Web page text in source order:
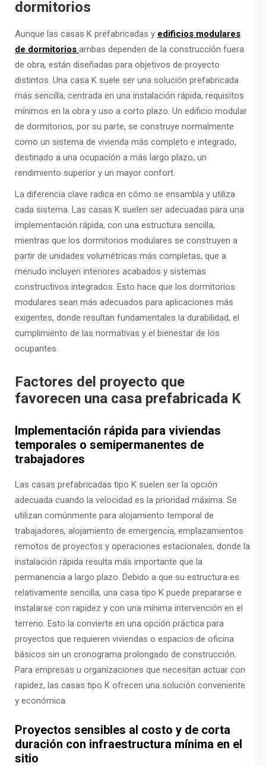
dormitorios
Aunque las casas K prefabricadas y edificios modulares
de dormitorios ambas dependen de la construcción fuera
de obra, están diseñadas para objetivos de proyecto
distintos. Una casa K suele ser una solución prefabricada
más sencilla, centrada en una instalación rápida, requisitos
mínimos en la obra y uso a corto plazo. Un edificio modular
de dormitorios, por su parte, se construye normalmente
como un sistema de vivienda más completo e integrado,
destinado a una ocupación a más largo plazo, un
rendimiento superior y un mayor confort.
La diferencia clave radica en cómo se ensambla y utiliza
cada sistema. Las casas K suelen ser adecuadas para una
implementación rápida, con una estructura sencilla,
mientras que los dormitorios modulares se construyen a
partir de unidades volumétricas más completas, que a
menudo incluyen interiores acabados y sistemas
constructivos integrados. Esto hace que los dormitorios
modulares sean más adecuados para aplicaciones más
exigentes, donde resultan fundamentales la durabilidad, el
cumplimiento de las normativas y el bienestar de los
ocupantes.
Factores del proyecto que
favorecen una casa prefabricada K
Implementación rápida para viviendas
temporales o semipermanentes de
trabajadores
Las casas prefabricadas tipo K suelen ser la opción
adecuada cuando la velocidad es la prioridad máxima. Se
utilizan comúnmente para alojamiento temporal de
trabajadores, alojamiento de emergencia, emplazamientos
remotos de proyectos y operaciones estacionales, donde la
instalación rápida resulta más importante que la
permanencia a largo plazo. Debido a que su estructura es
relativamente sencilla, una casa tipo K puede prepararse e
instalarse con rapidez y con una mínima intervención en el
terreno. Esto la convierte en una opción práctica para
proyectos que requieren viviendas o espacios de oficina
básicos sin un cronograma prolongado de construcción.
Para empresas u organizaciones que necesitan actuar con
rapidez, las casas tipo K ofrecen una solución conveniente
y económica.
Proyectos sensibles al costo y de corta
duración con infraestructura mínima en el
sitio